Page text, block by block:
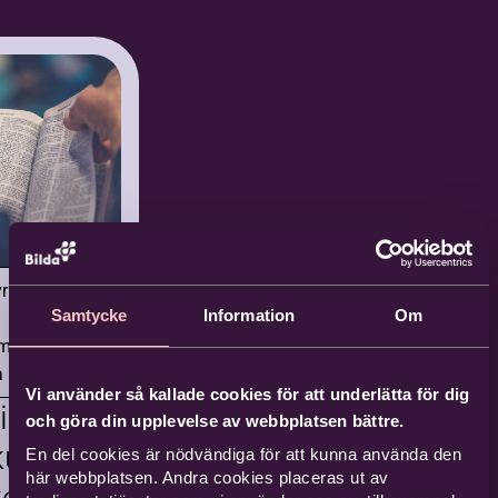
Samtycke Information Om
Vi använder så kallade cookies för att underlätta för dig
och göra din upplevelse av webbplatsen bättre.
En del cookies är nödvändiga för att kunna använda den
här webbplatsen. Andra cookies placeras ut av
Hamrin
till
i
Kika in på
kaffe och
din
oss.
i